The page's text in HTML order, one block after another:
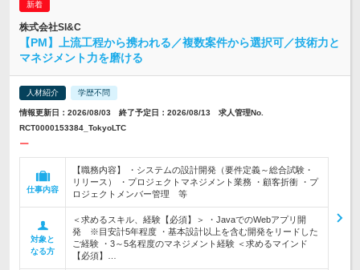
株式会社SI&C
【PM】上流工程から携われる／複数案件から選択可／技術力と
マネジメント力を磨ける
人材紹介 学歴不問
情報更新日：2026/08/03 終了予定日：2026/08/13 求人管理No.
RCT0000153384_TokyoLTC
ー
仕事内容
【職務内容】 ・システムの設計開発（要件定義～総合試験・
リリース） ・プロジェクトマネジメント業務 ・顧客折衝 ・プ
ロジェクトメンバー管理 等
対象と
なる方
＜求めるスキル、経験【必須】＞ ・JavaでのWebアプリ開
発 ※目安計5年程度 ・基本設計以上を含む開発をリードした
ご経験 ・3～5名程度のマネジメント経験 ＜求めるマインド
【必須】…